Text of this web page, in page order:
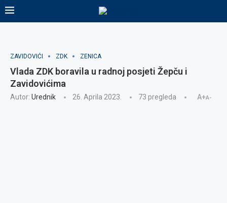
ZAVIDOVIĆI ZDK ZENICA
Vlada ZDK boravila u radnoj posjeti Žepču i
Zavidovićima
Autor: Urednik 26. Aprila 2023. 73 pregleda A+A-